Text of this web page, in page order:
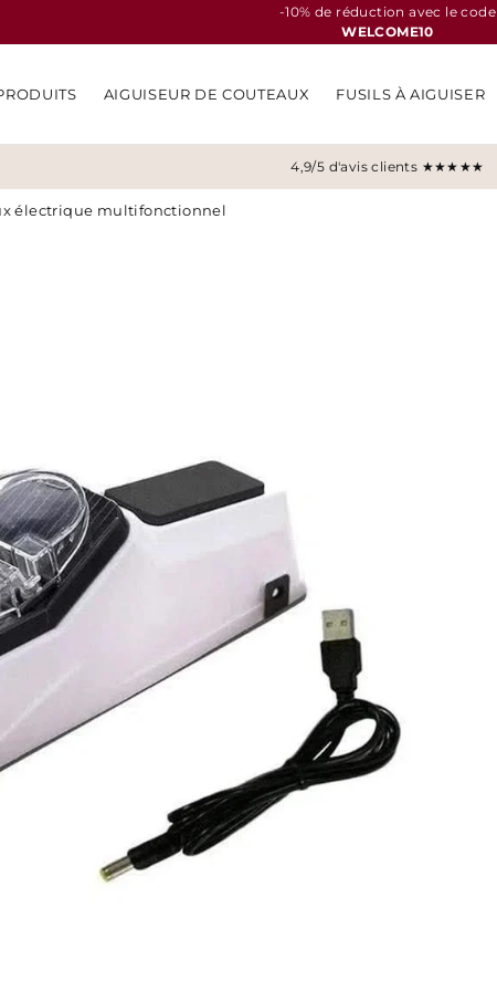
-10% de réduction avec le code
WELCOME10
AIGUISEUR DE COUTEAUX FUSILS À AIGUISER
4,9/5 d'avis clients ★★★★★
électrique multifonctionnel